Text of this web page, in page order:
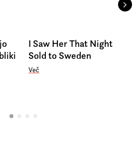
I Saw Her That Night
Sold to Sweden
Več